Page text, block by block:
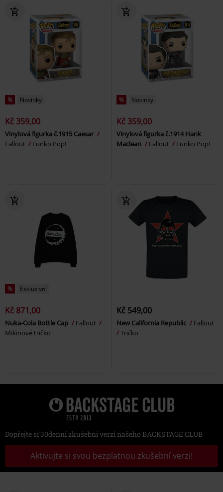
% Novinky
Kč 359,00
Vinylová figurka č.1915 Caesar
Fallout
Funko Pop!
% Novinky
Kč 359,00
Vinylová figurka č.1914 Hank
Maclean
Fallout Funko Pop!
% Exkluzivní
Kč 871,00
Nuka-Cola Bottle Cap
Fallout
Mikinové tričko
Kč 549,00
New California Republic
Fallout
Tričko
Dopřejte si 30denní zkušební verzi našeho BACKSTAGE CLUB
Aktivujte si svou bezplatnou zkušební verzi!